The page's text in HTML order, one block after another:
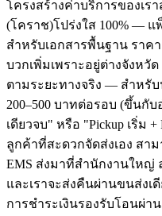
โครงสร้างค่าบริการของเ
(โคราช)โปร่งใส 100% — แ
สำหรับเอกสารพื้นฐาน ราค
บวกเพิ่มเพราะอยู่ต่างจังหวั
ตามระยะทางจริง — สำหรั
200–500 บาทต่อรอบ (ขึ้นกับ
เดียวจบ" หรือ "Pickup เริ่ม
ลูกค้าที่สะดวกจัดส่งเอง สาม
EMS ส่งมาที่สำนักงานใหญ่
และเราจะส่งคืนผ่านขนส่งเ
การชำระเงินรองรับโอนผ่า